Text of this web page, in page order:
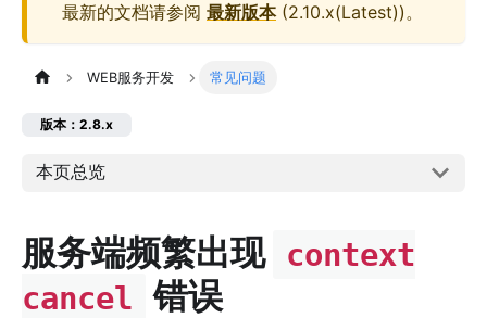
最新的文档请参阅 最新版本(2.10.x(Latest))。
WEB服务开发 常见问题
版本：2.8.x
本页总览
服务端频繁出现 context
cancel 错误